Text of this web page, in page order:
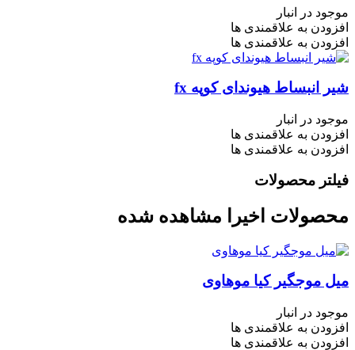
موجود در انبار
افزودن به علاقمندی ها
افزودن به علاقمندی ها
شیر انبساط هیوندای کوپه fx
موجود در انبار
افزودن به علاقمندی ها
افزودن به علاقمندی ها
فیلتر محصولات
محصولات اخیرا مشاهده شده
میل موجگیر کیا موهاوی
موجود در انبار
افزودن به علاقمندی ها
افزودن به علاقمندی ها